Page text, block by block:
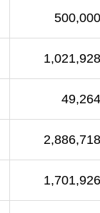
500,000
1,021,928
49,264
2,886,718
1,701,926